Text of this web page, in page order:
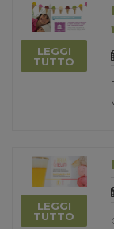
LEGGI
TUTTO
LEGGI
TUTTO